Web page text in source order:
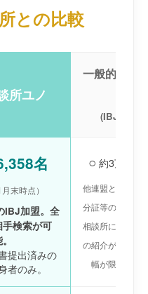
との比較
所ユノ
一般的な店
(IBJ以外の
名
末時点）
IBJ加盟。全
検索が可
提出済みの
者のみ。
○ 約3万〜8
他連盟との提携
分証等の提出は
相談所によって
の紹介が優先さ
幅が限られる